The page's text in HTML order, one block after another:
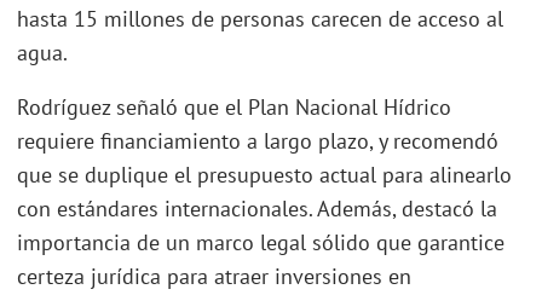
hasta 15 millones de personas carecen de acceso al
agua.
Rodríguez señaló que el Plan Nacional Hídrico
requiere financiamiento a largo plazo, y recomendó
que se duplique el presupuesto actual para alinearlo
con estándares internacionales. Además, destacó la
importancia de un marco legal sólido que garantice
certeza jurídica para atraer inversiones en